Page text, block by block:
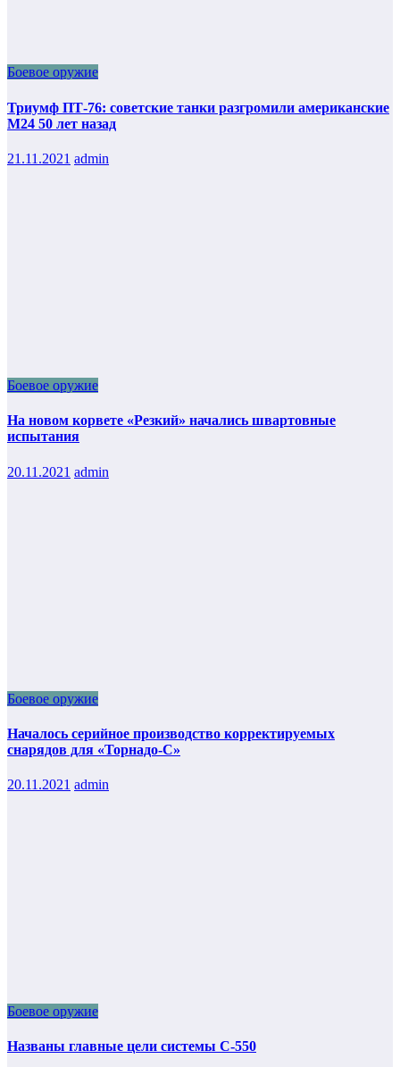
Боевое оружие
Триумф ПТ-76: советские танки разгромили американские
М24 50 лет назад
21.11.2021 admin
Боевое оружие
На новом корвете «Резкий» начались швартовные
испытания
20.11.2021 admin
Боевое оружие
Началось серийное производство корректируемых
снарядов для «Торнадо-С»
20.11.2021 admin
Боевое оружие
Названы главные цели системы С-550